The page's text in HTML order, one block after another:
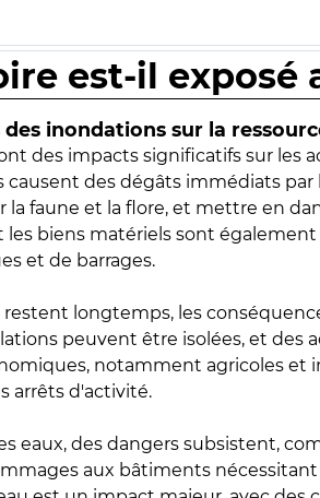
est-il exposé
des inondations sur la
des impacts significatifs sur les
causent des dégâts immédiats
la faune et la flore, et mettre en
biens matériels sont également
et de barrages.
restent longtemps, les
peuvent être isolées, et des
notamment agricoles et
arrêts d'activité.
eaux, des dangers subsistent,
aux bâtiments